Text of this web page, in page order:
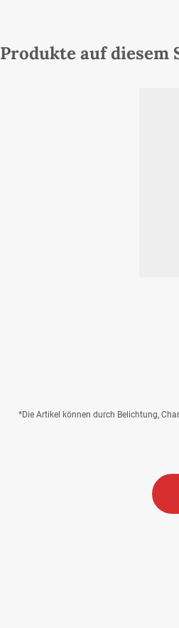
Produkte auf diesem
*Die Artikel können durch Belichtung,